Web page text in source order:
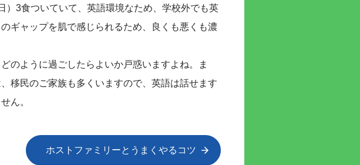
3食ついていて、英語環境なため、学校外でも英
ギャップを肌で感じられるため、良くも悪くも濃
のように過ごしたらよいか戸惑いますよね。ま
移民のご家族も多くいますので、英語は話せます
ん。
ホストファミリーとうまくやるコツ